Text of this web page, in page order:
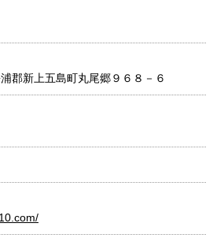
郡新上五島町丸尾郷９６８－６